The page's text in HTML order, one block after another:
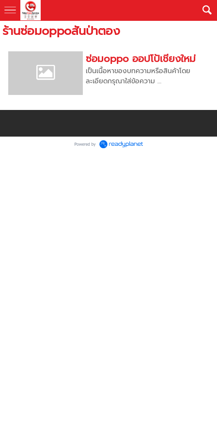
ร้านซ่อมoppoสันป่าตอง
ซ่อมoppo ออปโป้เชียงใหม่
เป็นเนื้อหาของบทความหรือสินค้าโดย
ละเอียดกรุณาใส่ข้อความ …